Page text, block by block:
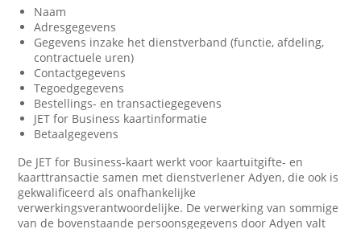
Naam
Adresgegevens
Gegevens inzake het dienstverband (functie, afdeling,
contractuele uren)
Contactgegevens
Tegoedgegevens
Bestellings- en transactiegegevens
JET for Business kaartinformatie
Betaalgegevens
De JET for Business-kaart werkt voor kaartuitgifte- en
kaarttransactie samen met dienstverlener Adyen, die ook is
gekwalificeerd als onafhankelijke
verwerkingsverantwoordelijke. De verwerking van sommige
van de bovenstaande persoonsgegevens door Adyen valt